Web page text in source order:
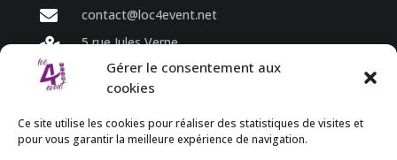
Gérer le consentement aux
cookies
Ce site utilise les cookies pour réaliser des statistiques de visites et
pour vous garantir la meilleure expérience de navigation.
 contact@loc4event.net

5 rue Jules Verne
86800 Sèvres Anxaumont
 du lundi au vendredi